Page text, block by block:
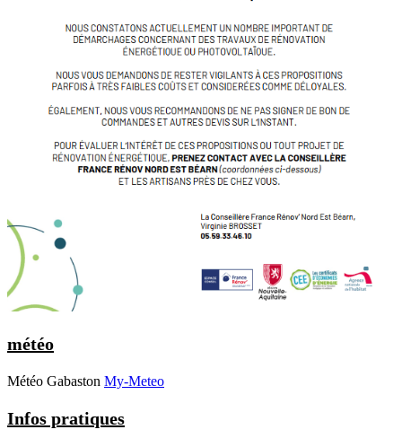
météo
Météo Gabaston My-Meteo
Infos pratiques